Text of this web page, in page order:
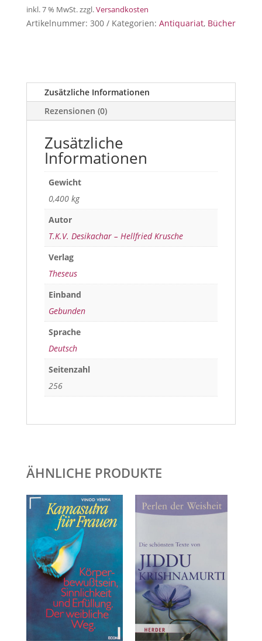
inkl. 7 % MwSt.zzgl.Versandkosten
Artikelnummer: 300 Kategorien: Antiquariat, Bücher
Zusätzliche Informationen
Rezensionen (0)
Zusätzliche
Informationen
Gewicht
0,400 kg
Autor
T.K.V. Desikachar – Hellfried Krusche
Verlag
Theseus
Einband
Gebunden
Sprache
Deutsch
Seitenzahl
256
ÄHNLICHE PRODUKTE